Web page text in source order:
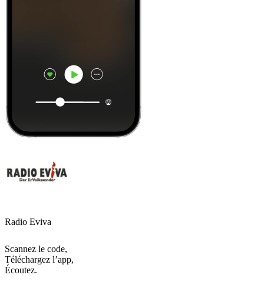
Radio Eviva
Scannez le code,
Téléchargez l’app,
Écoutez.